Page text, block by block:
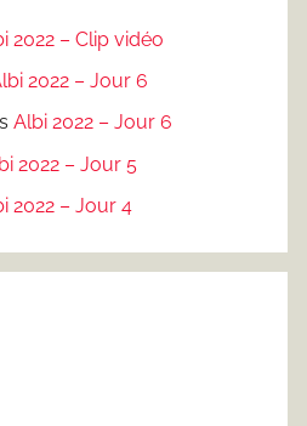
2022 – Clip vidéo
2022 – Jour 6
Albi 2022 – Jour 6
2022 – Jour 5
2022 – Jour 4